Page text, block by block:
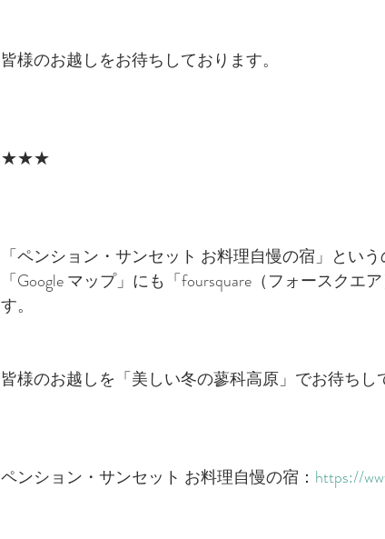
皆様のお越しをお待ちしております。
★★★
「ペンション・サンセット お料理自慢の宿」とい
「Google マップ」にも「foursquare（フォースクエ
す。
皆様のお越しを「美しい冬の蓼科高原」でお待ちし
ペンション・サンセット お料理自慢の宿： https://